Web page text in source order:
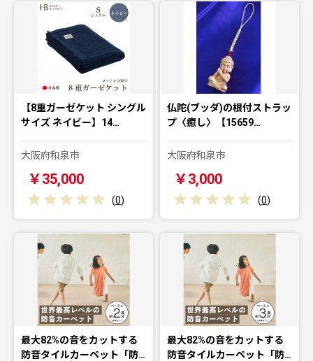
【8重ガーゼケット シングル
サイズ ネイビー】14…
大阪府和泉市
￥35,000
(0)
仏陀(ブッダ)の根付ストラッ
プ〈癒し〉【15659…
大阪府和泉市
￥3,000
(0)
最大82%の音をカットする
防音タイルカーペット「防…
最大82%の音をカットする
防音タイルカーペット「防…